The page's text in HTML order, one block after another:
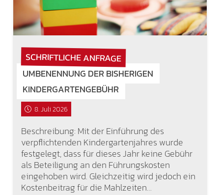
SCHRIFTLICHE ANFRAGE
UMBENENNUNG DER BISHERIGEN
KINDERGARTENGEBÜHR
8. Juli 2026
Beschreibung: Mit der Einführung des
verpflichtenden Kindergartenjahres wurde
festgelegt, dass für dieses Jahr keine Gebühr
als Beteiligung an den Führungskosten
eingehoben wird. Gleichzeitig wird jedoch ein
Kostenbeitrag für die Mahlzeiten…